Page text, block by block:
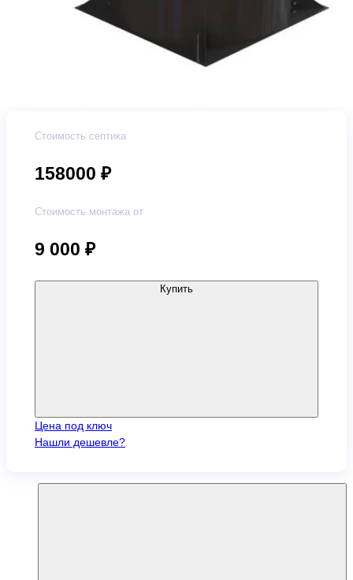
Стоимость септика
158000 ₽
Стоимость монтажа от
9 000 ₽
Купить
Цена под ключ
Нашли дешевле?